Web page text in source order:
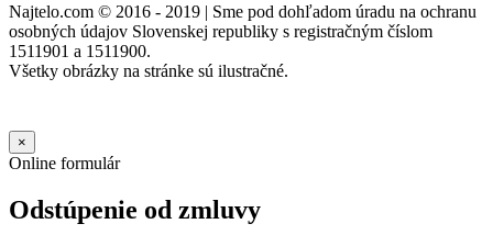
Najtelo.com © 2016 - 2019 | Sme pod dohľadom úradu na ochranu
osobných údajov Slovenskej republiky s registračným číslom
1511901 a 1511900.
Všetky obrázky na stránke sú ilustračné.
×
Online formulár
Odstúpenie od zmluvy